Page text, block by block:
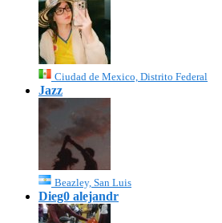
Ciudad de Mexico, Distrito Federal
Jazz
Beazley, San Luis
Dieg0 alejandr